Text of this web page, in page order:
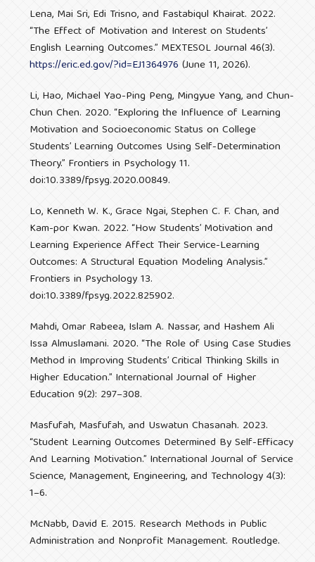
Lena, Mai Sri, Edi Trisno, and Fastabiqul Khairat. 2022.
“The Effect of Motivation and Interest on Students’
English Learning Outcomes.” MEXTESOL Journal 46(3).
https://eric.ed.gov/?id=EJ1364976 (June 11, 2026).
Li, Hao, Michael Yao-Ping Peng, Mingyue Yang, and Chun-
Chun Chen. 2020. “Exploring the Influence of Learning
Motivation and Socioeconomic Status on College
Students’ Learning Outcomes Using Self-Determination
Theory.” Frontiers in Psychology 11.
doi:10.3389/fpsyg.2020.00849.
Lo, Kenneth W. K., Grace Ngai, Stephen C. F. Chan, and
Kam-por Kwan. 2022. “How Students’ Motivation and
Learning Experience Affect Their Service-Learning
Outcomes: A Structural Equation Modeling Analysis.”
Frontiers in Psychology 13.
doi:10.3389/fpsyg.2022.825902.
Mahdi, Omar Rabeea, Islam A. Nassar, and Hashem Ali
Issa Almuslamani. 2020. “The Role of Using Case Studies
Method in Improving Students’ Critical Thinking Skills in
Higher Education.” International Journal of Higher
Education 9(2): 297–308.
Masfufah, Masfufah, and Uswatun Chasanah. 2023.
“Student Learning Outcomes Determined By Self-Efficacy
And Learning Motivation.” International Journal of Service
Science, Management, Engineering, and Technology 4(3):
1–6.
McNabb, David E. 2015. Research Methods in Public
Administration and Nonprofit Management. Routledge.